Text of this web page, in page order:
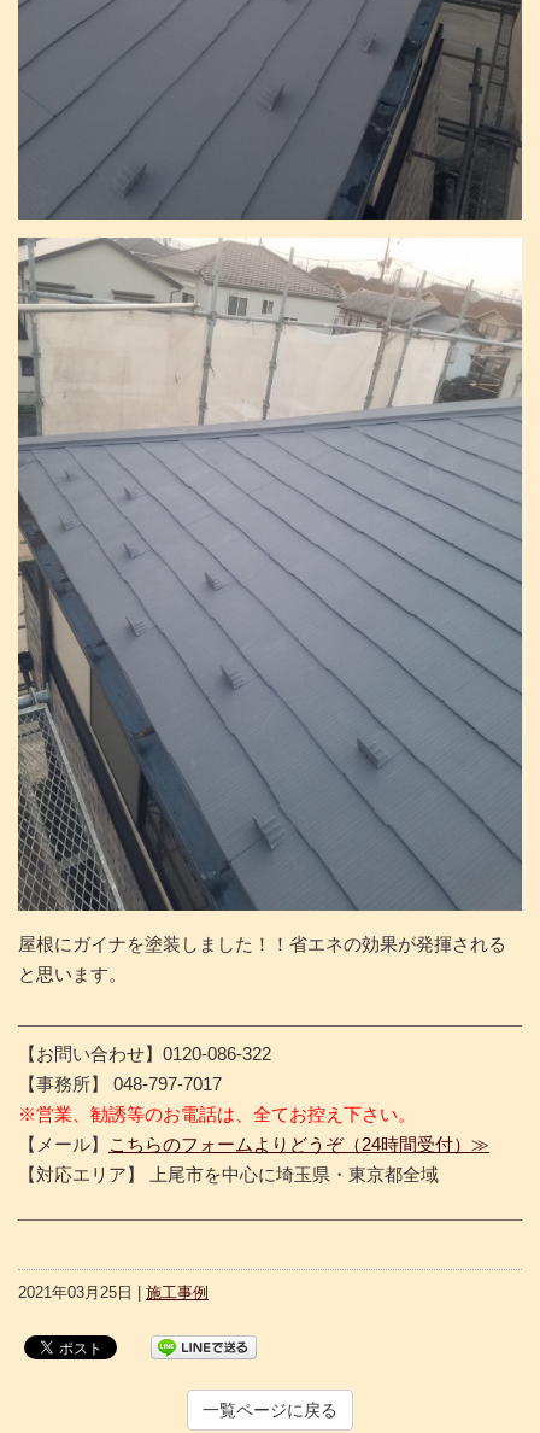
屋根にガイナを塗装しました！！省エネの効果が発揮される
と思います。
【お問い合わせ】0120-086-322
【事務所】 048-797-7017
※営業、勧誘等のお電話は、全てお控え下さい。
【メール】
こちらのフォームよりどうぞ（24時間受付）≫
【対応エリア】 上尾市を中心に埼玉県・東京都全域
2021年03月25日 | 施工事例
一覧ページに戻る